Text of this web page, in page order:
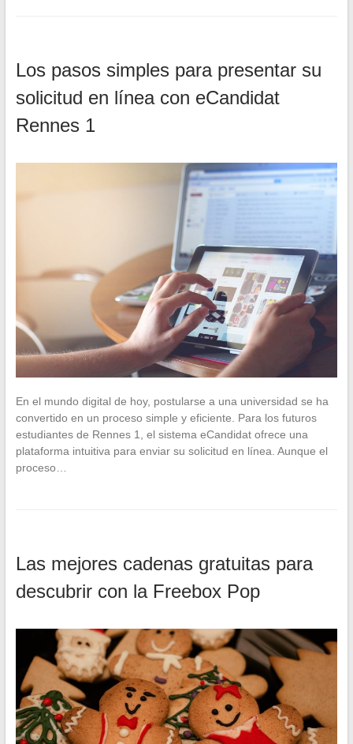
Los pasos simples para presentar su
solicitud en línea con eCandidat
Rennes 1
En el mundo digital de hoy, postularse a una universidad se ha
convertido en un proceso simple y eficiente. Para los futuros
estudiantes de Rennes 1, el sistema eCandidat ofrece una
plataforma intuitiva para enviar su solicitud en línea. Aunque el
proceso…
Las mejores cadenas gratuitas para
descubrir con la Freebox Pop